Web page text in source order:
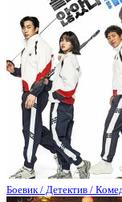
Боевик / Детектив /